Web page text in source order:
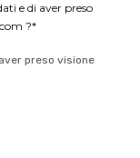
e di aver preso
?*
preso visione